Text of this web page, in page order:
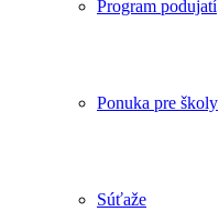
Program podujatí
Ponuka pre školy
Súťaže